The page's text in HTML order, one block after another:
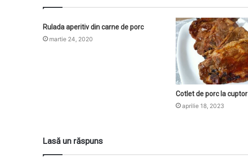
Rulada aperitiv din carne de porc
martie 24, 2020
Cotlet de porc la cuptor
aprilie 18, 2023
Lasă un răspuns